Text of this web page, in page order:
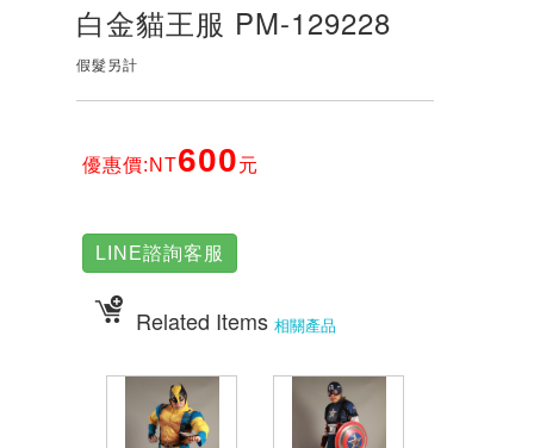
白金貓王服 PM-129228
假髮另計
優惠價:NT600元
LINE諮詢客服
Related Items 相關產品